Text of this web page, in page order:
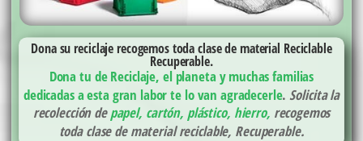
Dona su reciclaje recogemos toda clase de material Reciclable
Recuperable.
Dona tu de Reciclaje, el planeta y muchas familias
dedicadas a esta gran labor te lo van agradecerle. Solicita la
recolección depapel, cartón, plástico, hierro, recogemos
toda clase de material reciclable, Recuperable.